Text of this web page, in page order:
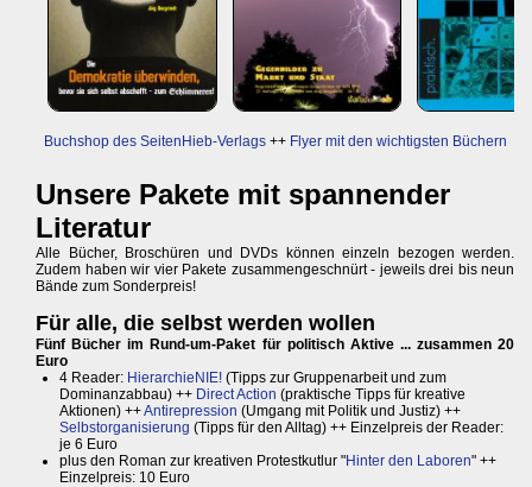
Buchshop des SeitenHieb-Verlags++ Flyer mit den wichtigsten Büchern
Unsere Pakete mit spannender
Literatur
Alle Bücher, Broschüren und DVDs können einzeln bezogen werden.
Zudem haben wir vier Pakete zusammengeschnürt - jeweils drei bis neun
Bände zum Sonderpreis!
Für alle, die selbst werden wollen
Fünf Bücher im Rund-um-Paket für politisch Aktive ... zusammen 20
Euro
4 Reader: HierarchieNIE! (Tipps zur Gruppenarbeit und zum
Dominanzabbau) ++ Direct Action (praktische Tipps für kreative
Aktionen) ++Antirepression (Umgang mit Politik und Justiz) ++
Selbstorganisierung (Tipps für den Alltag) ++ Einzelpreis der Reader:
je 6 Euro
plus den Roman zur kreativen Protestkutlur "Hinter den Laboren" ++
Einzelpreis: 10 Euro